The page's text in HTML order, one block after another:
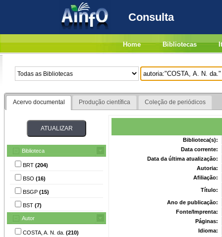
Consulta
Home Bibliotecas
Acervo documental Produção científica Coleção de periódicos
Biblioteca
BRT (204)
BSO (16)
BSGP (15)
BST (7)
Autor
COSTA, A. N. da. (210)
Biblioteca(s):
Data corrente:
Data da última atualização:
Autoria:
Afiliação:
Título:
Ano de publicação:
Fonte/Imprenta:
Páginas:
Idioma: